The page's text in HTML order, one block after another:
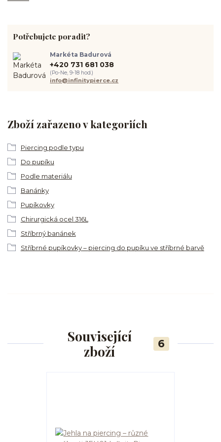
Zboží zařazeno v kategoriích
Piercing podle typu
Do pupíku
Podle materiálu
Banánky
Pupíkovky
Chirurgická ocel 316L
Stříbrný banánek
Stříbrné pupíkovky – piercing do pupíku ve stříbrné barvě
Potřebujete poradit?
Markéta Badurová
+420 731 681 038
(Po-Ne, 9-18 hod.)
info@infinitypierce.cz
Související
zboží
6